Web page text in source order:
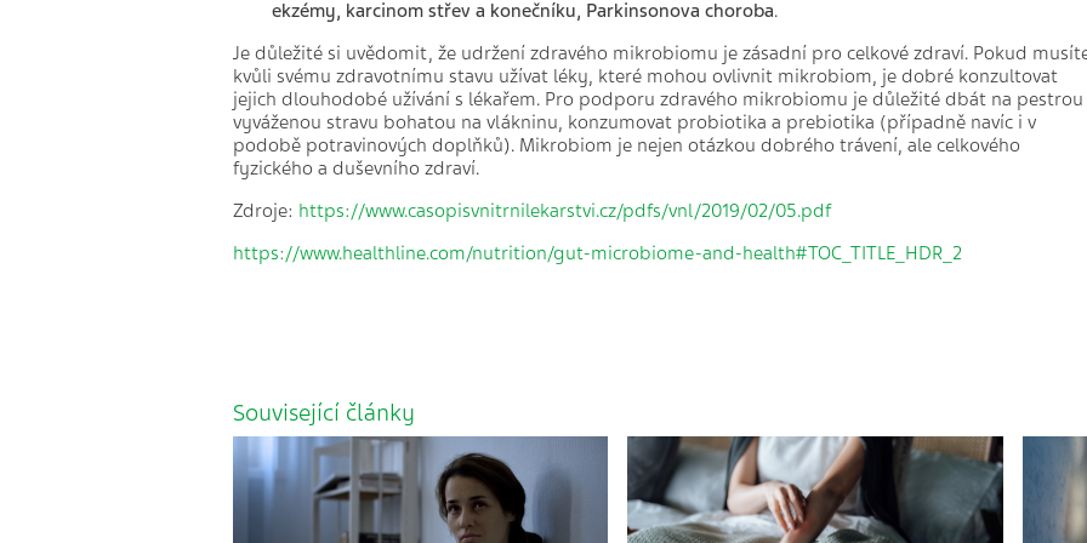
ekzémy, karcinom střev a konečníku, Parkinsonova choroba.
Je důležité si uvědomit, že udržení zdravého mikrobiomu je zásadní pro celkové zdraví. Pokud
kvůli svému zdravotnímu stavu užívat léky, které mohou ovlivnit mikrobiom, je dobré konzultovat
jejich dlouhodobé užívání s lékařem. Pro podporu zdravého mikrobiomu je důležité dbát na pestrou
vyváženou stravu bohatou na vlákninu, konzumovat probiotika a prebiotika (případně navíc i v
podobě potravinových doplňků). Mikrobiom je nejen otázkou dobrého trávení, ale celkového
fyzického a duševního zdraví.
Zdroje: https://www.casopisvnitrnilekarstvi.cz/pdfs/vnl/2019/02/05.pdf
https://www.healthline.com/nutrition/gut-microbiome-and-health#TOC_TITLE_HDR_2
Související články